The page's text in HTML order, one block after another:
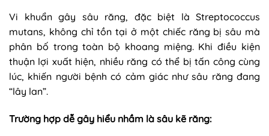
Vi khuẩn gây sâu răng, đặc biệt là Streptococcus
mutans, không chỉ tồn tại ở một chiếc răng bị sâu mà
phân bố trong toàn bộ khoang miệng. Khi điều kiện
thuận lợi xuất hiện, nhiều răng có thể bị tấn công cùng
lúc, khiến người bệnh có cảm giác như sâu răng đang
“lây lan”.
Trường hợp dễ gây hiểu nhầm là sâu kẽ răng: